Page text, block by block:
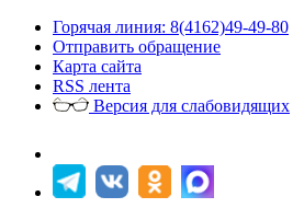
Горячая линия: 8(4162)49-49-80
Отправить обращение
Карта сайта
RSS лента
Версия для слабовидящих